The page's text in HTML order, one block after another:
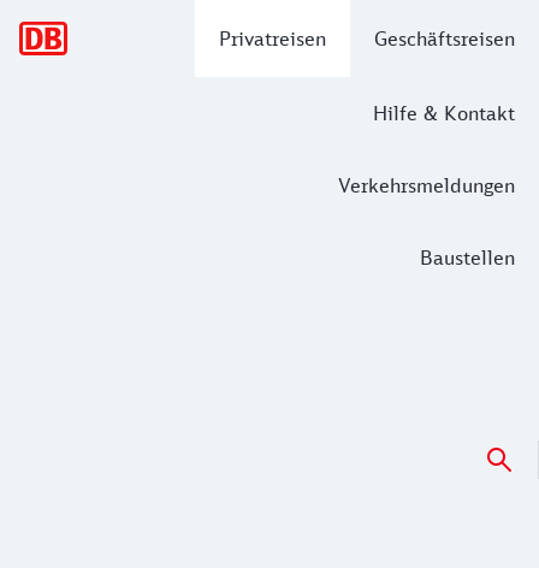
Privatreisen Geschäftsreisen
Hilfe & Kontakt
Verkehrsmeldungen
Baustellen